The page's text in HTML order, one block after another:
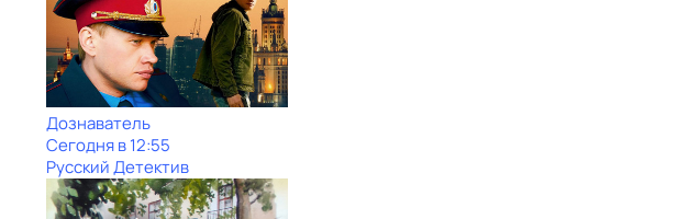
Дознаватель
Сегодня в 12:55
Русский Детектив